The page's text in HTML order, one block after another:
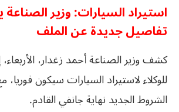
استيراد السيارات: وزير
تفاصيل جديدة عن الملف
كشف وزير الصناعة أحمد زغدار،
للوكلاء لاستيراد السيارات سيكون
الشروط الجديد نهاية جانفي القادم.